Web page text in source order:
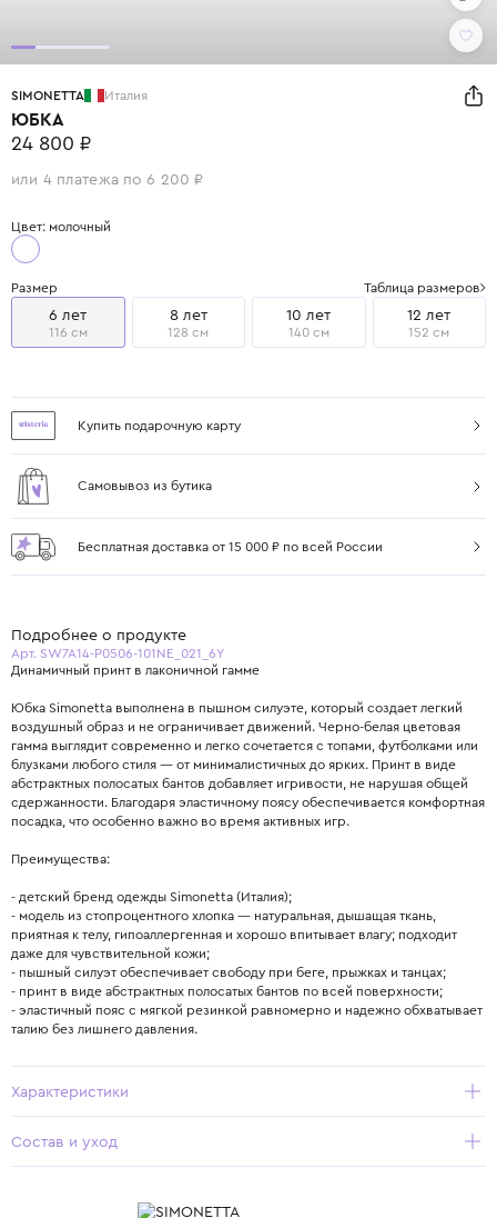
SIMONETTA Италия
ЮБКА
24 800 ₽
или 4 платежа по 6 200 ₽
Цвет: молочный
Размер Таблица размеров
6 лет
116 см
8 лет
128 см
10 лет
140 см
12 лет
152 см
Купить подарочную карту
Самовывоз из бутика
Бесплатная доставка от 15 000 ₽ по всей России
Подробнее о продукте
Арт. SW7A14-P0506-101NE_021_6Y
Динамичный принт в лаконичной гамме
Юбка Simonetta выполнена в пышном силуэте, который создает легкий
воздушный образ и не ограничивает движений. Черно-белая цветовая
гамма выглядит современно и легко сочетается с топами, футболками или
блузками любого стиля — от минималистичных до ярких. Принт в виде
абстрактных полосатых бантов добавляет игривости, не нарушая общей
сдержанности. Благодаря эластичному поясу обеспечивается комфортная
посадка, что особенно важно во время активных игр.
Преимущества:
- детский бренд одежды Simonetta (Италия);
- модель из стопроцентного хлопка — натуральная, дышащая ткань,
приятная к телу, гипоаллергенная и хорошо впитывает влагу; подходит
даже для чувствительной кожи;
- пышный силуэт обеспечивает свободу при беге, прыжках и танцах;
- принт в виде абстрактных полосатых бантов по всей поверхности;
- эластичный пояс с мягкой резинкой равномерно и надежно обхватывает
талию без лишнего давления.
Характеристики
Состав и уход